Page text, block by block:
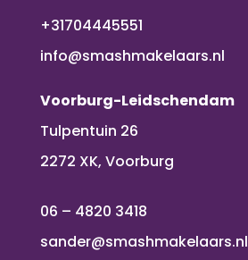
+31704445551
info@smashmakelaars.nl
Voorburg-Leidschendam
Tulpentuin 26
2272 XK, Voorburg
06 – 4820 3418
sander@smashmakelaars.nl